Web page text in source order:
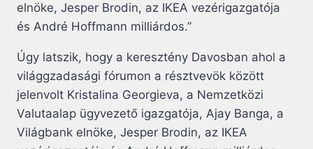
elnöke, Jesper Brodin, az IKEA vezérigazgatója
és André Hoffmann milliárdos.”
Úgy latszik, hogy a keresztény Davosban ahol a
világgzadasági fórumon a résztvevök között
jelenvolt Kristalina Georgieva, a Nemzetközi
Valutaalap ügyvezető igazgatója, Ajay Banga, a
Világbank elnöke, Jesper Brodin, az IKEA